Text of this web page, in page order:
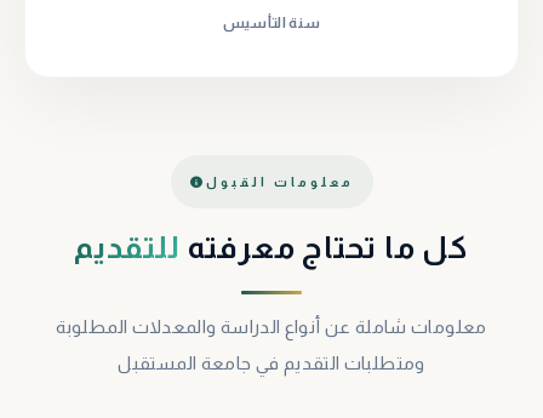
سنة التأسيس
معلومات القبول
كل ما تحتاج معرفته للتقديم
معلومات شاملة عن أنواع الدراسة والمعدلات المطلوبة
ومتطلبات التقديم في جامعة المستقبل